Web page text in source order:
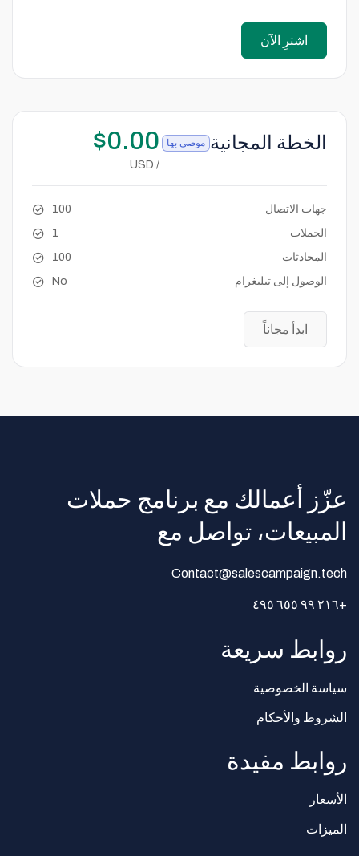
اشترِ الآن
الخطة المجانية موصى بها $0.00
/ USD
جهات الاتصال
100
الحملات
1
المحادثات
100
الوصول إلى تيليغرام
No
ابدأ مجاناً
عزّز أعمالك مع برنامج حملات
المبيعات، تواصل مع
Contact@salescampaign.tech
+٢١٦ ٩٩ ٦٥٥ ٤٩٥
روابط سريعة
سياسة الخصوصية
الشروط والأحكام
روابط مفيدة
الأسعار
الميزات